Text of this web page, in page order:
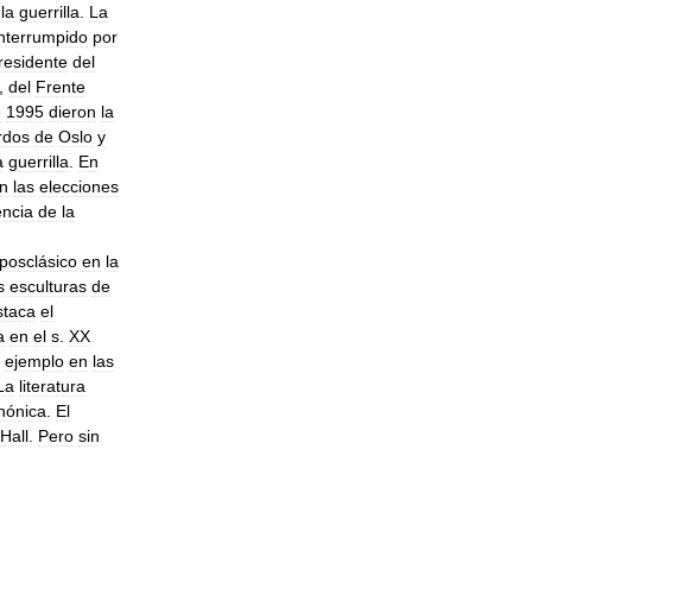
la guerrilla
La
por
del
del Frente
1995 dieron la
de Oslo y
guerrilla
En
las elecciones
de la
posclásico en la
esculturas de
el
en el s XX
ejemplo en las
literatura
El
Hall Pero sin